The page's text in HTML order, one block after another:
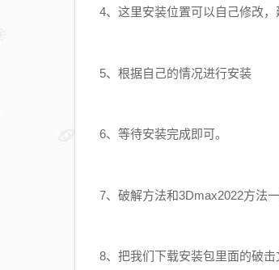
4、这里安装位置可以自己修改
5、根据自己的情况进行安装
6、等待安装完成即可。
7、破解方法和3Dmax2022方法
8、把我们下载安装包里面的破